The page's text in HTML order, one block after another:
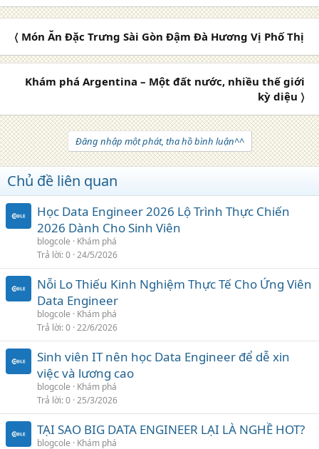
〈 Món Ăn Đặc Trưng Sài Gòn Đậm Đà Hương Vị Phố Thị
Khám phá Argentina – Một đất nước, nhiều thế giới
kỳ diệu 〉
Đăng nhập một phát, tha hồ bình luận^^
Chủ đề liên quan
Học Data Engineer 2026 Lộ Trình Thực Chiến
2026 Dành Cho Sinh Viên
blogcole
Khám phá
Trả lời 0 24/5/2026
Nỗi Lo Thiếu Kinh Nghiệm Thực Tế Cho Ứng Viên
Data Engineer
blogcole
Khám phá
Trả lời 0 22/6/2026
Sinh viên IT nên học Data Engineer để dễ xin
việc và lương cao
blogcole
Khám phá
Trả lời 0 25/3/2026
TẠI SAO BIG DATA ENGINEER LẠI LÀ NGHỀ HOT?
blogcole Khám phá